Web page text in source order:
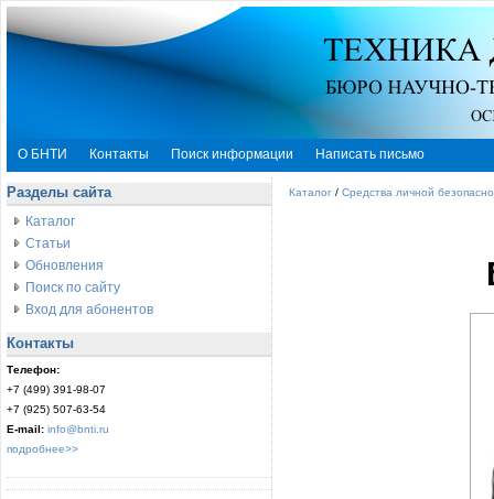
О БНТИ Контакты Поиск информации Написать письмо
Разделы сайта
Каталог
Статьи
Обновления
Поиск по сайту
Вход для абонентов
Контакты
Телефон:
+7 (499) 391-98-07
+7 (925) 507-63-54
E-mail: info@bnti.ru
подробнее>>
Каталог / Средства личной